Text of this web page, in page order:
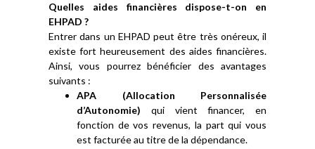
Quelles aides financières dispose-t-on en
EHPAD ?
Entrer dans un EHPAD peut être très onéreux, il
existe fort heureusement des aides financières.
Ainsi, vous pourrez bénéficier des avantages
suivants :
APA (Allocation Personnalisée
d’Autonomie) qui vient financer, en
fonction de vos revenus, la part qui vous
est facturée au titre de la dépendance.